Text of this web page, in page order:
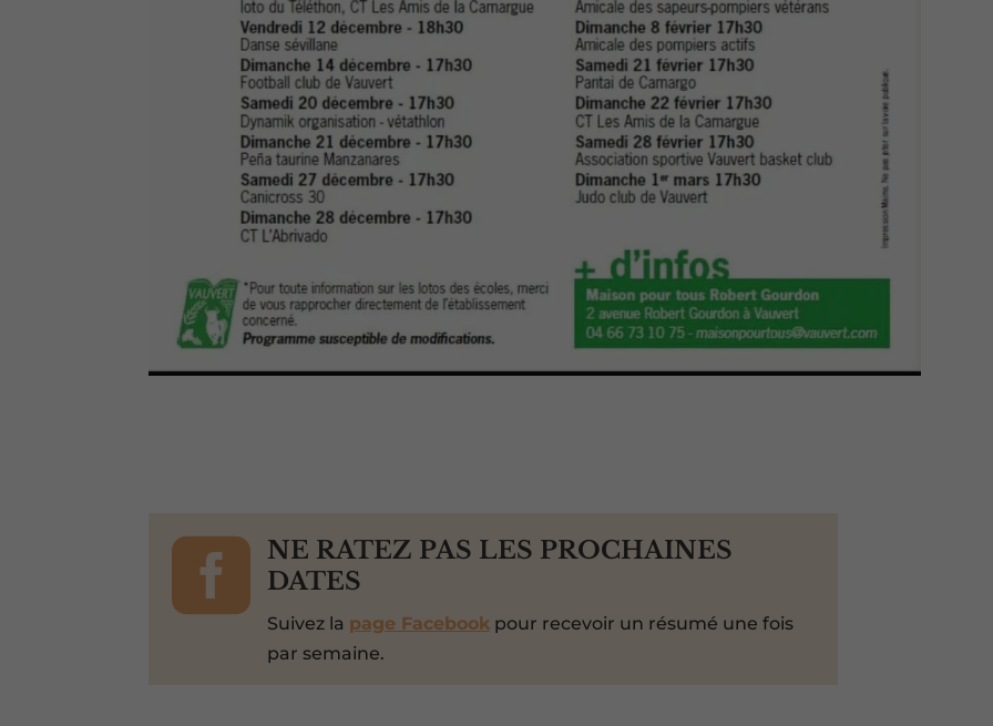

NE RATEZ PAS LES PROCHAINES
DATES
Suivez la page Facebookpour recevoir un résumé une fois
par semaine.